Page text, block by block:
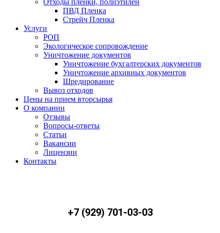
Отходы пленки, полиэтилен
ПВД Пленка
Стрейч Пленка
Услуги
РОП
Экологическое сопровождение
Уничтожение документов
Уничтожение бухгалтерских документов
Уничтожение архивных документов
Шредирование
Вывоз отходов
Цены на прием вторсырья
О компании
Отзывы
Вопросы-ответы
Статьи
Вакансии
Лицензии
Контакты
+7 (929) 701-03-03